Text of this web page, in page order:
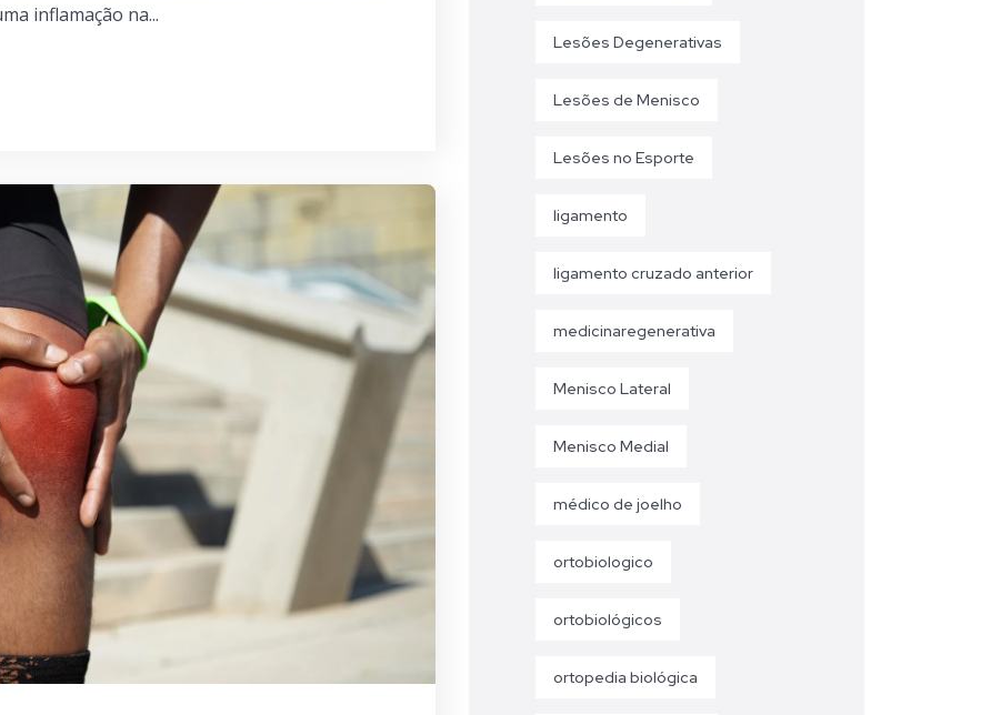
inflamação na...
Lesões Degenerativas
Lesões de Menisco
Lesões no Esporte
ligamento
ligamento cruzado anterior
medicinaregenerativa
Menisco Lateral
Menisco Medial
médico de joelho
ortobiologico
ortobiológicos
ortopedia biológica